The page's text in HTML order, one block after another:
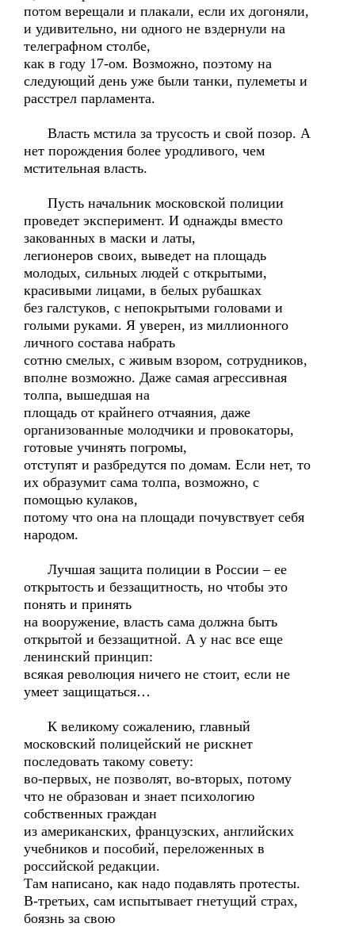
потом верещали и плакали, если их догоняли,
и удивительно, ни одного не вздернули на
телеграфном столбе,
как в году 17-ом. Возможно, поэтому на
следующий день уже были танки, пулеметы и
расстрел парламента.
Власть мстила за трусость и свой позор. А
нет порождения более уродливого, чем
мстительная власть.
Пусть начальник московской полиции
проведет эксперимент. И однажды вместо
закованных в маски и латы,
легионеров своих, выведет на площадь
молодых, сильных людей с открытыми,
красивыми лицами, в белых рубашках
без галстуков, с непокрытыми головами и
голыми руками. Я уверен, из миллионного
личного состава набрать
сотню смелых, с живым взором, сотрудников,
вполне возможно. Даже самая агрессивная
толпа, вышедшая на
площадь от крайнего отчаяния, даже
организованные молодчики и провокаторы,
готовые учинять погромы,
отступят и разбредутся по домам. Если нет, то
их образумит сама толпа, возможно, с
помощью кулаков,
потому что она на площади почувствует себя
народом.
Лучшая защита полиции в России – ее
открытость и беззащитность, но чтобы это
понять и принять
на вооружение, власть сама должна быть
открытой и беззащитной. А у нас все еще
ленинский принцип:
всякая революция ничего не стоит, если не
умеет защищаться…
К великому сожалению, главный
московский полицейский не рискнет
последовать такому совету:
во-первых, не позволят, во-вторых, потому
что не образован и знает психологию
собственных граждан
из американских, французских, английских
учебников и пособий, переложенных в
российской редакции.
Там написано, как надо подавлять протесты.
В-третьих, сам испытывает гнетущий страх,
боязнь за свою